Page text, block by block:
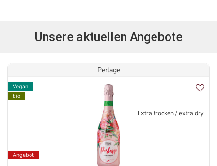
Unsere aktuellen Angebote
Perlage
Vegan
bio
Angebot
Extra trocken / extra dry